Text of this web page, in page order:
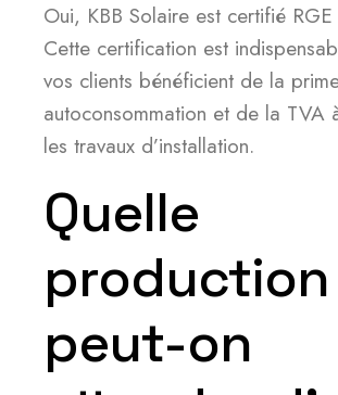
Oui, KBB Solaire est certifié RGE
Cette certification est
vos clients bénéficient de la
autoconsommation et de la TVA
les travaux d’installation.
Quelle
production
peut-on